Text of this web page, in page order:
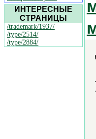
ИНТЕРЕСНЫЕ
СТРАНИЦЫ
/trademark/1937/
/type/2514/
/type/2884/